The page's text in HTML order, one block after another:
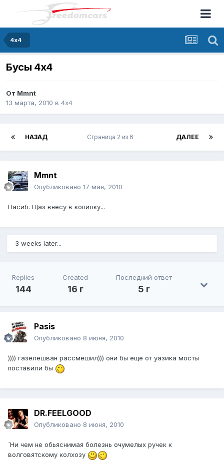
4х4
Бусы 4х4
От Mmnt
13 марта, 2010 в 4х4
НАЗАД ДАЛЕЕ
Страница 2 из 6
Mmnt
Опубликовано 17 мая, 2010
Пасиб. Щаз внесу в копилку...
3 weeks later...
Replies
144
Created
16 г
Последний ответ
5 г
Pasis
Опубликовано 8 июня, 2010
)))) газелешван рассмешил))) они бы еще от уазика мосты
поставили бы
DR.FEELGOOD
Опубликовано 8 июня, 2010
`Ни чем не обьяснимая болезнь очумелых ручек к
волговятскому колхозу